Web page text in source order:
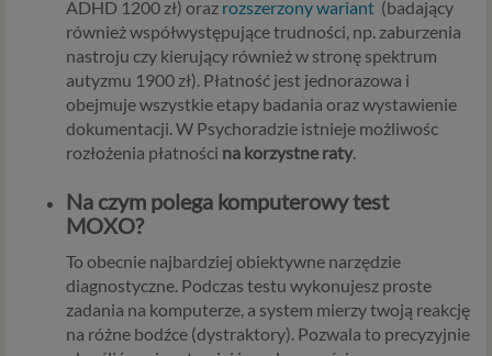
ADHD 1200 zł) oraz rozszerzony wariant (badający
również współwystępujące trudności, np. zaburzenia
nastroju czy kierujący również w stronę spektrum
autyzmu 1900 zł). Płatność jest jednorazowa i
obejmuje wszystkie etapy badania oraz wystawienie
dokumentacji. W Psychoradzie istnieje możliwośc
rozłożenia płatności na korzystne raty.
Na czym polega komputerowy test
MOXO?
To obecnie najbardziej obiektywne narzędzie
diagnostyczne. Podczas testu wykonujesz proste
zadania na komputerze, a system mierzy twoją reakcję
na różne bodźce (dystraktory). Pozwala to precyzyjnie
profilu tego konta). Bez tej możliwości nie bylibyśmy
w stanie zapewnić Ci usługi, a Ty nie mógłbyś z niej
korzystać.
Niezbędność przetwarzania do celów wynikających
z prawnie uzasadnionych interesów realizowanych
przez administratora lub przez stronę trzecią. Ta
podstawa przetwarzania danych dotyczy
uzasadnione z uwagi na nasze usprawiedliwione
potrzeby, co obejmuje między innymi konieczność
sprawdzenie, czy do Twojego konta nie loguje się
nieuprawniona osoba), dokonanie pomiarów
statystycznych, ulepszania naszych usług i
dopasowania ich do potrzeb i wygody